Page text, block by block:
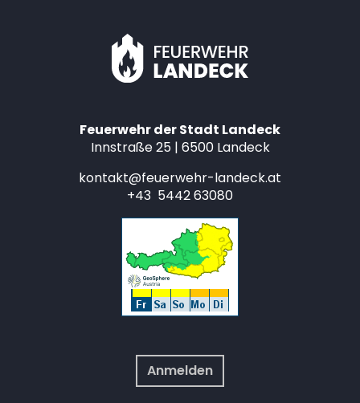
Feuerwehr der Stadt Landeck
Innstraße 25 | 6500 Landeck
kontakt@feuerwehr-landeck.at
+43 5442 63080
Anmelden